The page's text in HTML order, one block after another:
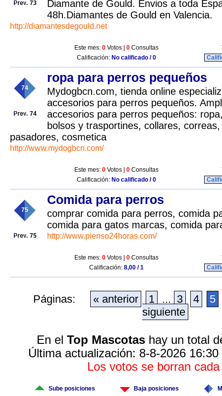
73
Diamante de Gould. Envios a toda
48h.Diamantes de Gould en Valencia.
http://diamantesdegould.net
Este mes: 0 Votos | 0 Consultas
Calificación: No calificado / 0
74
74
ropa para perros pequeños
Mydogbcn.com, tienda online
accesorios para perros pequeños.
accesorios para perros pequeños:
bolsos y trasportines, collares,
pasadores, cosmetica
http://www.mydogbcn.com/
Este mes: 0 Votos | 0 Consultas
Calificación: No calificado / 0
75
75
Comida para perros
comprar comida para perros, comida
comida para gatos marcas, comida
http://www.pienso24horas.com/
Este mes: 0 Votos | 0 Consultas
Calificación: 8,00 / 1
Páginas: « anterior 1 ... 3 4
5
siguiente
En el Top Mascotashay un total
Última actualización: 8-8-2026
Los votos se borran
Sube posiciones Baja posiciones